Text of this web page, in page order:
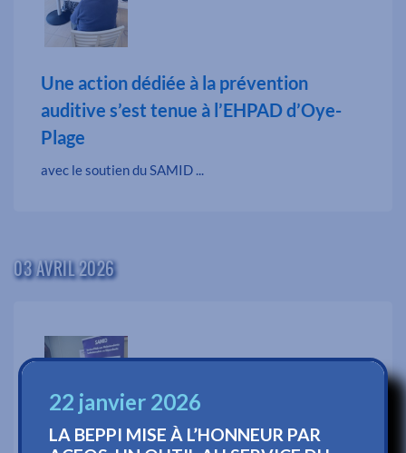
Une action dédiée à la prévention
auditive s’est tenue à l’EHPAD d’Oye-
Plage
avec le soutien du SAMID ...
03 AVRIL 2026